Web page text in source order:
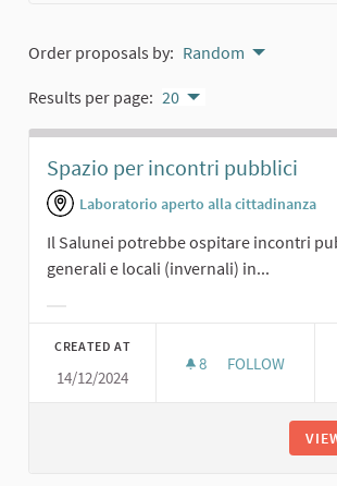
Order proposals by: Random
Results per page: 20
Spazio per incontri pubblici
Laboratorio aperto alla cittadinanza
Il Salunei potrebbe ospitare incontri
generali e locali (invernali) in...
CREATED AT
14/12/2024
8 8 FOLLOWERS
FOLLOW